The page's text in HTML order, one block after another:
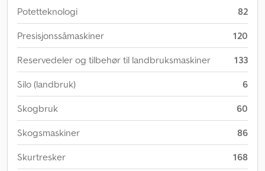
Potetteknologi 82
Presisjonssåmaskiner 120
Reservedeler og tilbehør til landbruksmaskiner 133
Silo (landbruk) 6
Skogbruk 60
Skogsmaskiner 86
Skurtresker 168